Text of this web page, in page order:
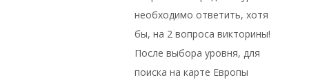
необходимо ответить, хотя
бы, на 2 вопроса викторины!
После выбора уровня, для
поиска на карте Европы